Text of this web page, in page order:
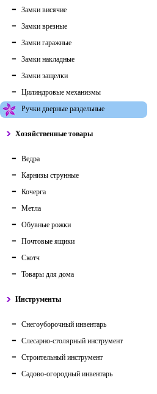
Замки висячие
Замки врезные
Замки гаражные
Замки накладные
Замки защелки
Цилиндровые механизмы
Ручки дверные раздельные
Хозяйственные товары
Ведра
Карнизы струнные
Кочерга
Метла
Обувные рожки
Почтовые ящики
Скотч
Товары для дома
Инструменты
Снегоуборочный инвентарь
Слесарно-столярный инструмент
Строительный инструмент
Садово-огородный инвентарь